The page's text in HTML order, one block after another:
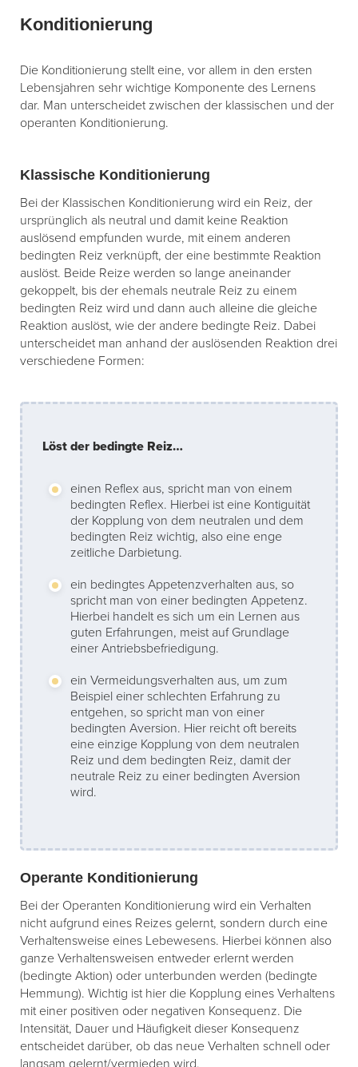
Konditionierung
Die Konditionierung stellt eine, vor allem in den ersten
Lebensjahren sehr wichtige Komponente des Lernens
dar. Man unterscheidet zwischen der klassischen und der
operanten Konditionierung.
Klassische Konditionierung
Bei der Klassischen Konditionierung wird ein Reiz, der
ursprünglich als neutral und damit keine Reaktion
auslösend empfunden wurde, mit einem anderen
bedingten Reiz verknüpft, der eine bestimmte Reaktion
auslöst. Beide Reize werden so lange aneinander
gekoppelt, bis der ehemals neutrale Reiz zu einem
bedingten Reiz wird und dann auch alleine die gleiche
Reaktion auslöst, wie der andere bedingte Reiz. Dabei
unterscheidet man anhand der auslösenden Reaktion drei
verschiedene Formen:
Löst der bedingte Reiz…
einen Reflex aus, spricht man von einem
bedingten Reflex. Hierbei ist eine Kontiguität
der Kopplung von dem neutralen und dem
bedingten Reiz wichtig, also eine enge
zeitliche Darbietung.
ein bedingtes Appetenzverhalten aus, so
spricht man von einer bedingten Appetenz.
Hierbei handelt es sich um ein Lernen aus
guten Erfahrungen, meist auf Grundlage
einer Antriebsbefriedigung.
ein Vermeidungsverhalten aus, um zum
Beispiel einer schlechten Erfahrung zu
entgehen, so spricht man von einer
bedingten Aversion. Hier reicht oft bereits
eine einzige Kopplung von dem neutralen
Reiz und dem bedingten Reiz, damit der
neutrale Reiz zu einer bedingten Aversion
wird.
Operante Konditionierung
Bei der Operanten Konditionierung wird ein Verhalten
nicht aufgrund eines Reizes gelernt, sondern durch eine
Verhaltensweise eines Lebewesens. Hierbei können also
ganze Verhaltensweisen entweder erlernt werden
(bedingte Aktion) oder unterbunden werden (bedingte
Hemmung). Wichtig ist hier die Kopplung eines Verhaltens
mit einer positiven oder negativen Konsequenz. Die
Intensität, Dauer und Häufigkeit dieser Konsequenz
entscheidet darüber, ob das neue Verhalten schnell oder